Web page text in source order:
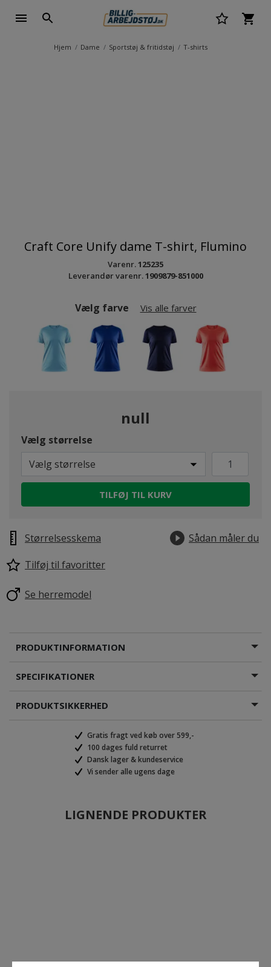
Hjem Dame Sportstøj & fritidstøj T-shirts
Craft Core Unify dame T-shirt, Flumino
Varenr.125235
Leverandør varenr.1909879-851000
Vælg farve Vis alle farver
null
Vælg størrelse
Vælg størrelse
TILFØJ TIL KURV
Størrelsesskema
Sådan måler du
Tilføj til favoritter
Se herremodel
PRODUKTINFORMATION
SPECIFIKATIONER
PRODUKTSIKKERHED
Gratis fragt ved køb over 599,-
100 dages fuld returret
Dansk lager & kundeservice
Vi sender alle ugens dage
LIGNENDE PRODUKTER